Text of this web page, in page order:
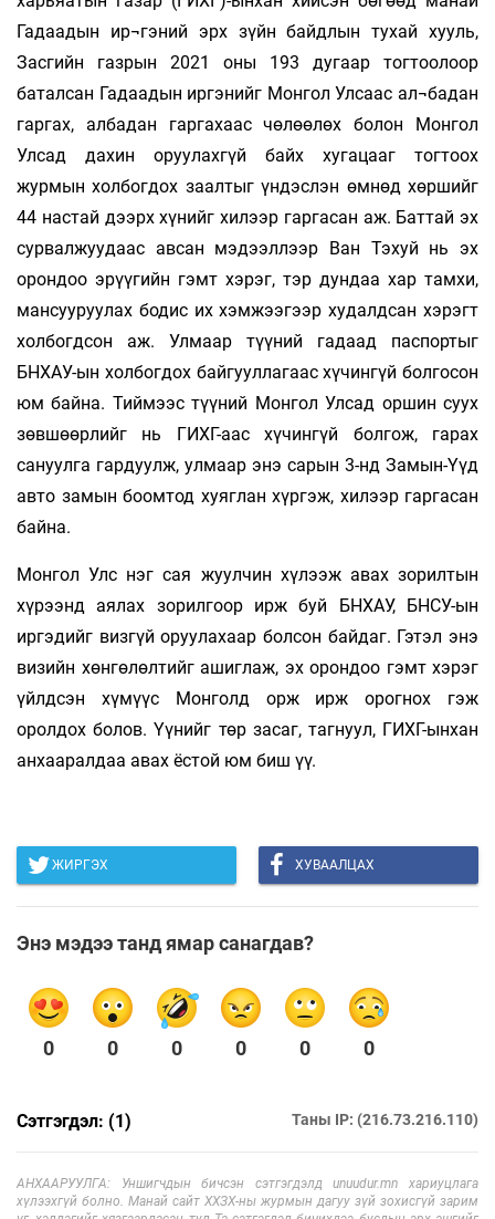
Гадаадын ир¬гэний эрх зүйн байдлын тухай хууль,
Засгийн газрын 2021 оны 193 дугаар тогтоолоор
баталсан Гадаадын иргэнийг Монгол Улсаас ал¬бадан
гаргах, албадан гаргахаас чөлөөлөх болон Монгол
Улсад дахин оруулахгүй байх хугацааг тогтоох
журмын холбогдох заалтыг үндэслэн өмнөд хөршийг
44 настай дээрх хүнийг хилээр гаргасан аж. Баттай эх
сурвалжуудаас авсан мэдээллээр Ван Тэхуй нь эх
орондоо эрүүгийн гэмт хэрэг, тэр дундаа хар тамхи,
мансууруулах бодис их хэмжээгээр худалдсан хэрэгт
холбогдсон аж. Улмаар түүний гадаад паспортыг
БНХАУ-ын холбогдох байгууллагаас хүчингүй болгосон
юм байна. Тиймээс түүний Монгол Улсад оршин суух
зөвшөөрлийг нь ГИХГ-аас хүчингүй болгож, гарах
сануулга гардуулж, улмаар энэ сарын 3-нд Замын-Үүд
авто замын боомтод хуяглан хүргэж, хилээр гаргасан
байна.
Монгол Улс нэг сая жуулчин хүлээж авах зорилтын
хүрээнд аялах зорилгоор ирж буй БНХАУ, БНСУ-ын
иргэдийг визгүй оруулахаар болсон байдаг. Гэтэл энэ
визийн хөнгөлөлтийг ашиглаж, эх орондоо гэмт хэрэг
үйлдсэн хүмүүс Монголд орж ирж орогнох гэж
оролдох болов. Үүнийг төр засаг, тагнуул, ГИХГ-ынхан
анхааралдаа авах ёстой юм биш үү.
ЖИРГЭХ ХУВААЛЦАХ
Энэ мэдээ танд ямар санагдав?
0 0 0 0 0 0
Сэтгэгдэл: (1) Таны IP: (216.73.216.110)
АНХААРУУЛГА: Уншигчдын бичсэн сэтгэгдэлд unuudur.mn хариуцлага
хүлээхгүй болно. Манай сайт ХХЗХ-ны журмын дагуу зүй зохисгүй зарим